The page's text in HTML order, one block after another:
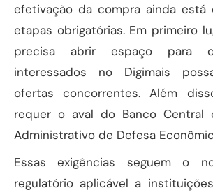
efetivação da compra ainda está
etapas obrigatórias. Em primeiro
precisa abrir espaço para
interessados no Digimais
ofertas concorrentes. Além
requer o aval do Banco Central
Administrativo de Defesa
Essas exigências seguem o
regulatório aplicável a